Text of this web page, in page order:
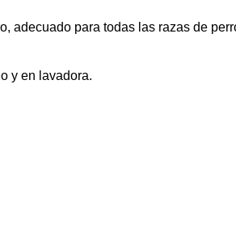
adecuado para todas las razas de
y en lavadora.